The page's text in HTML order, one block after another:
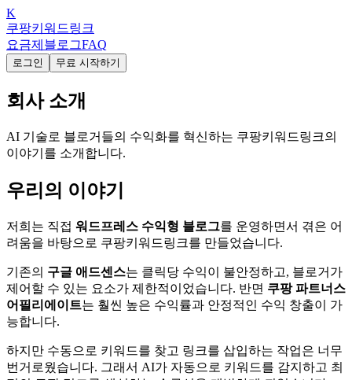
K
쿠팡키워드링크
요금제 블로그FAQ
로그인 무료 시작하기
회사 소개
AI 기술로 블로거들의 수익화를 혁신하는 쿠팡키워드링크의
이야기를 소개합니다.
우리의 이야기
저희는 직접 워드프레스 수익형 블로그를 운영하면서 겪은 어
려움을 바탕으로 쿠팡키워드링크를 만들었습니다.
기존의 구글 애드센스는 클릭당 수익이 불안정하고, 블로거가
제어할 수 있는 요소가 제한적이었습니다. 반면 쿠팡 파트너스
어필리에이트는 훨씬 높은 수익률과 안정적인 수익 창출이 가
능합니다.
하지만 수동으로 키워드를 찾고 링크를 삽입하는 작업은 너무
번거로웠습니다. 그래서 AI가 자동으로 키워드를 감지하고 최